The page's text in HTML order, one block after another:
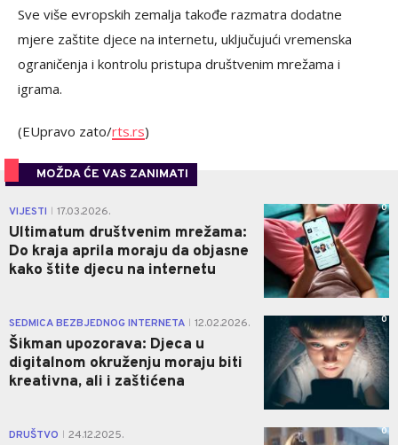
Sve više evropskih zemalja takođe razmatra dodatne
mjere zaštite djece na internetu, uključujući vremenska
ograničenja i kontrolu pristupa društvenim mrežama i
igrama.
(EUpravo zato/rts.rs)
MOŽDA ĆE VAS ZANIMATI
VIJESTI 17.03.2026.
Ultimatum društvenim mrežama:
Do kraja aprila moraju da objasne
kako štite djecu na internetu
0
SEDMICA BEZBJEDNOG INTERNETA 12.02.2026.
Šikman upozorava: Djeca u
digitalnom okruženju moraju biti
kreativna, ali i zaštićena
0
DRUŠTVO 24.12.2025. 0